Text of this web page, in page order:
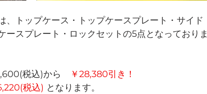
、トップケース・トップケースプレート・サイド
ースプレート・ロックセットの5点となっておりま
税込)から
￥28,380引き！
税込) となります。